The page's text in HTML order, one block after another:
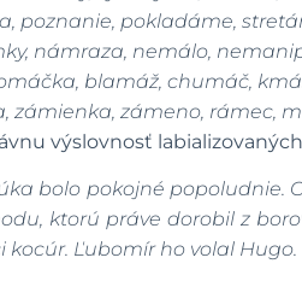
poznanie, pokladáme,
námraza, nemálo,
blamáž, chumáč,
zámienka, zámeno, rámec,
výslovnosť
bolo pokojné popoludnie.
ktorú práve dorobil z
kocúr. Ľubomír ho volal